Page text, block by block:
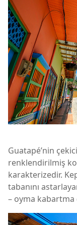
Guatapé’nin
renklendirilmiş
karakterizedir.
tabanını
– oyma